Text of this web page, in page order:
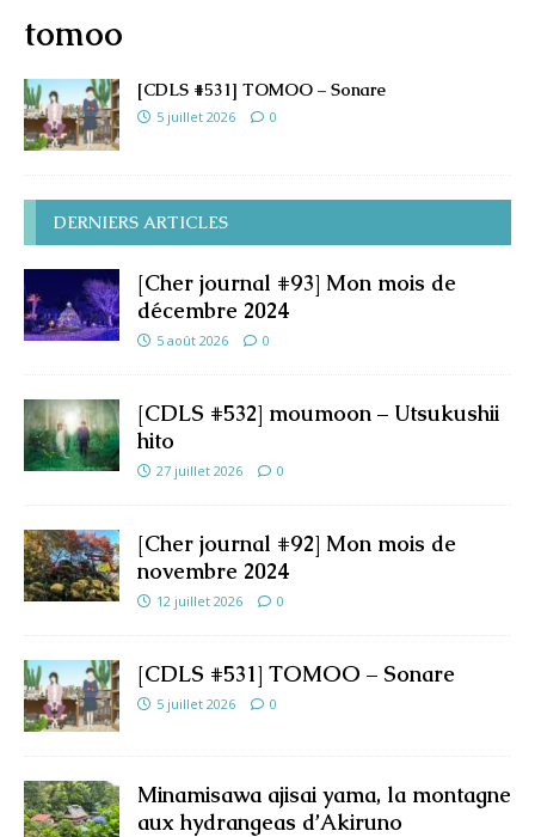
tomoo
[CDLS #531] TOMOO – Sonare
5 juillet 2026 0
DERNIERS ARTICLES
[Cher journal #93] Mon mois de
décembre 2024
5 août 2026 0
[CDLS #532] moumoon – Utsukushii
hito
27 juillet 2026 0
[Cher journal #92] Mon mois de
novembre 2024
12 juillet 2026 0
[CDLS #531] TOMOO – Sonare
5 juillet 2026 0
Minamisawa ajisai yama, la montagne
aux hydrangeas d’Akiruno